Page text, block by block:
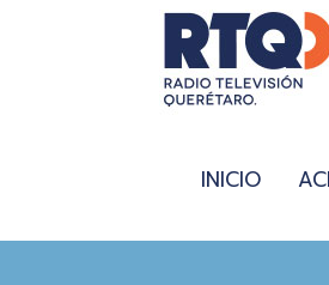
INICIO